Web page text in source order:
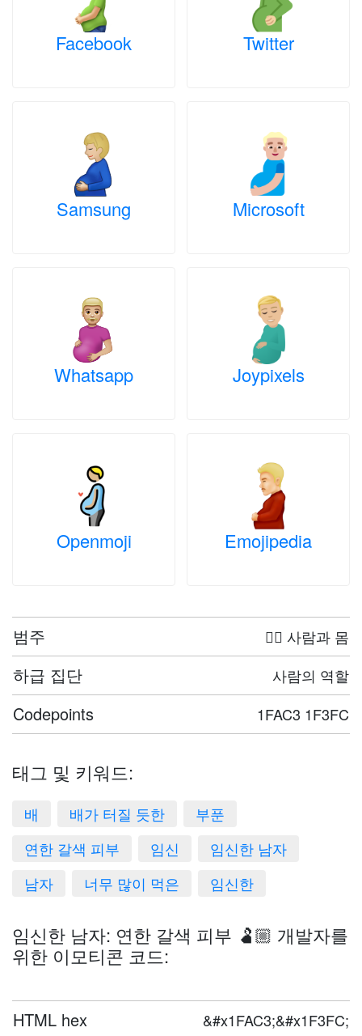
Facebook Twitter
Samsung Microsoft
Whatsapp Joypixels
Openmoji Emojipedia
범주 🤦‍♀️ 사람과 몸
하급 집단 사람의 역할
Codepoints 1FAC3 1F3FC
태그 및 키워드:
배 배가 터질 듯한
부푼
연한 갈색 피부
임신
임신한 남자
남자
너무 많이 먹은 임신한
임신한 남자: 연한 갈색 피부 🫃🏼 개발자를
위한 이모티콘 코드:
HTML hex &#x1FAC3;&#x1F3FC;